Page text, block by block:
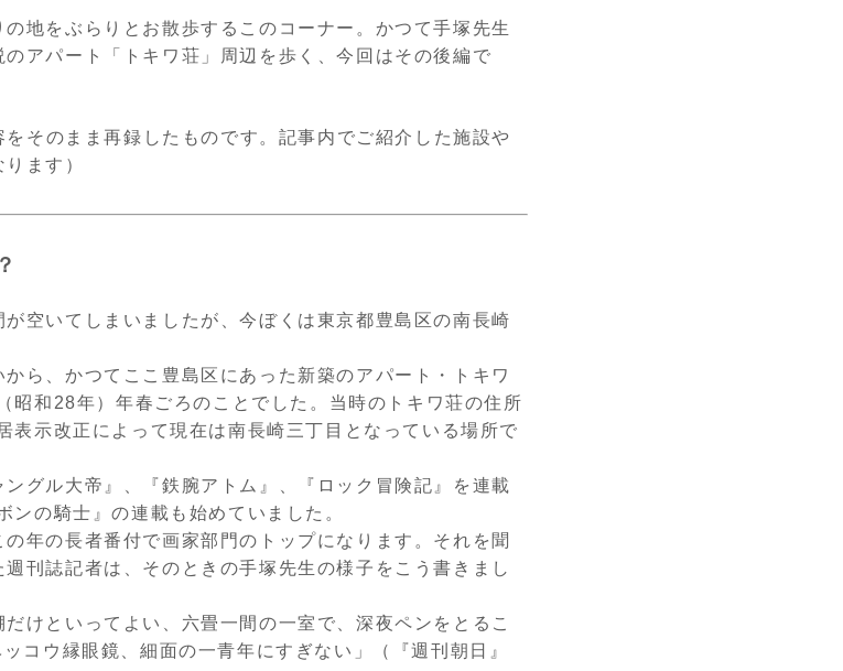
地をぶらりとお散歩するこのコーナー。かつて手塚先生
アパート「トキワ荘」周辺を歩く、今回はその後編で
そのまま再録したものです。記事内でご紹介した施設や
ます）
空いてしまいましたが、今ぼくは東京都豊島区の南長崎
ら、かつてここ豊島区にあった新築のアパート・トキワ
昭和28年）年春ごろのことでした。当時のトキワ荘の住所
表示改正によって現在は南長崎三丁目となっている場所で
グル大帝』、『鉄腕アトム』、『ロック冒険記』を連載
の騎士』の連載も始めていました。
年の長者番付で画家部門のトップになります。それを聞
刊誌記者は、そのときの手塚先生の様子をこう書きまし
けといってよい、六畳一間の一室で、深夜ペンをとるこ
コウ縁眼鏡、細面の一青年にすぎない」（『週刊朝日』